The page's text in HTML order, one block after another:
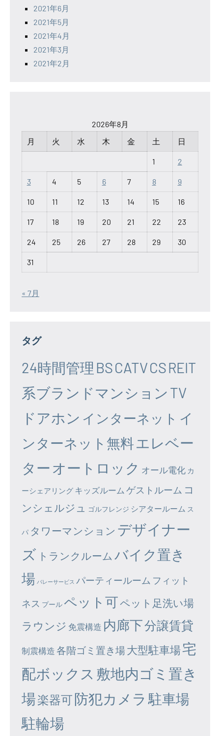
2021年6月
2021年5月
2021年4月
2021年3月
2021年2月
2026年8月
月
火 水 木 金 土 日
1 2
3 4 5 6 7 8 9
10 11 12 13 14 15 16
17 18 19 20 21 22 23
24 25 26 27 28 29 30
31
« 7月
タグ
24時間管理 BSCATVCSREIT
系ブランドマンション TV
ドアホン インターネット イ
ンターネット無料エレベー
ター オートロック オール電化 カ
ーシェアリング キッズルーム ゲストルーム コ
ンシェルジュ
ゴルフレンジ シアタールーム ス
パ タワーマンション デザイナー
ズ トランクルーム バイク置き
場 バレーサービス パーティールーム フィット
ネス プール ペット可ペット足洗い場
ラウンジ 免震構造 内廊下分譲賃貸
制震構造 各階ゴミ置き場大型駐車場宅
配ボックス 敷地内ゴミ置き
場楽器可防犯カメラ 駐車場
駐輪場